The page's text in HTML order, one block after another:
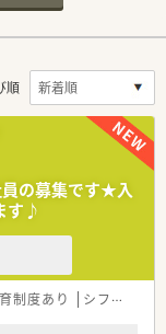
順
員の募集です★入
す♪
制度あり シフト制